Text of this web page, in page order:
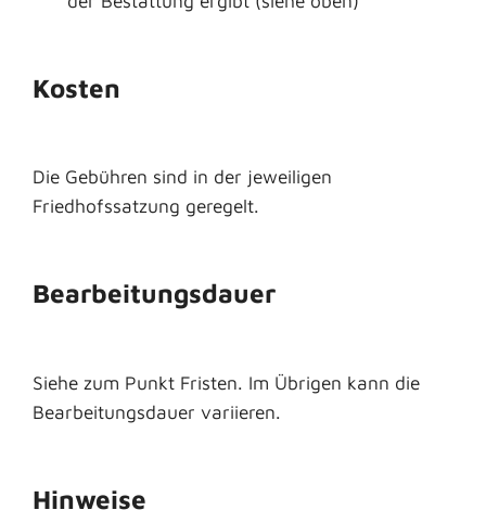
Kosten
Die Gebühren sind in der jeweiligen
Friedhofssatzung geregelt.
Bearbeitungsdauer
Siehe zum Punkt Fristen. Im Übrigen kann die
Bearbeitungsdauer variieren.
Hinweise